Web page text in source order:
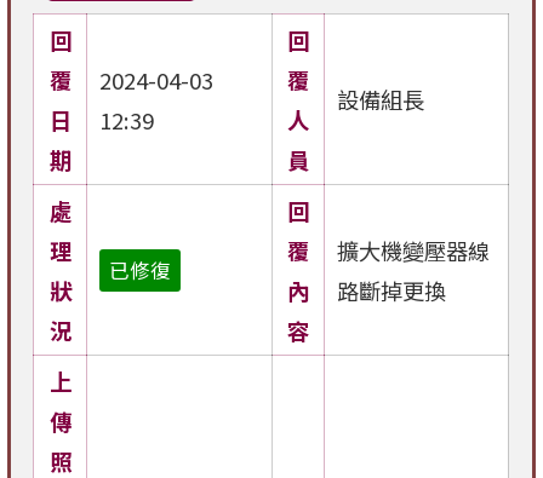
回
覆
日
期
2024-04-03
12:39
回
覆
人
員
設備組長
處
理
狀
況
已修復
回
覆
內
容
擴大機變壓器線
路斷掉更換
上
傳
照